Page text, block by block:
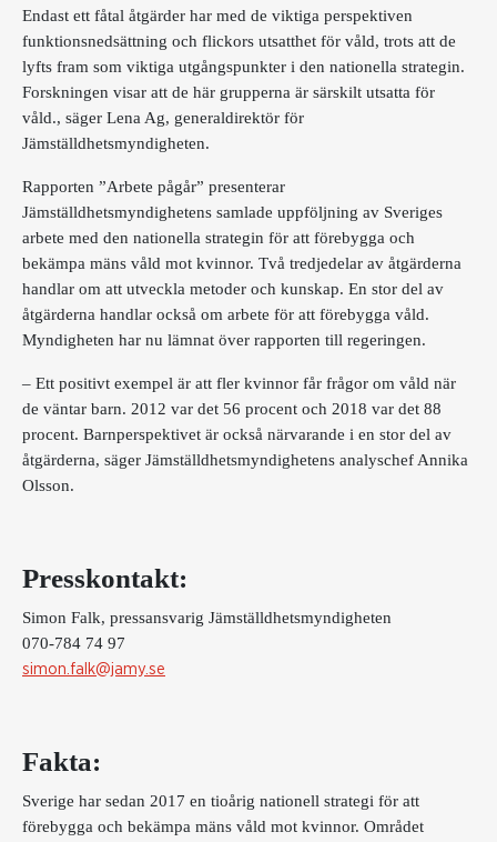
Endast ett fåtal åtgärder har med de viktiga perspektiven
funktionsnedsättning och flickors utsatthet för våld, trots att de
lyfts fram som viktiga utgångspunkter i den nationella strategin.
Forskningen visar att de här grupperna är särskilt utsatta för
våld., säger Lena Ag, generaldirektör för
Jämställdhetsmyndigheten.
Rapporten ”Arbete pågår” presenterar
Jämställdhetsmyndighetens samlade uppföljning av Sveriges
arbete med den nationella strategin för att förebygga och
bekämpa mäns våld mot kvinnor. Två tredjedelar av åtgärderna
handlar om att utveckla metoder och kunskap. En stor del av
åtgärderna handlar också om arbete för att förebygga våld.
Myndigheten har nu lämnat över rapporten till regeringen.
– Ett positivt exempel är att fler kvinnor får frågor om våld när
de väntar barn. 2012 var det 56 procent och 2018 var det 88
procent. Barnperspektivet är också närvarande i en stor del av
åtgärderna, säger Jämställdhetsmyndighetens analyschef Annika
Olsson.
Presskontakt:
Simon Falk, pressansvarig Jämställdhetsmyndigheten
070-784 74 97
simon.falk@jamy.se
Fakta:
Sverige har sedan 2017 en tioårig nationell strategi för att
förebygga och bekämpa mäns våld mot kvinnor. Området